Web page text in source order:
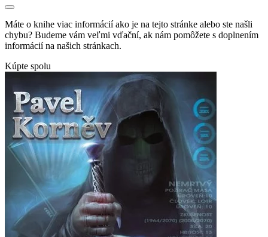
Máte o knihe viac informácií ako je na tejto stránke alebo ste našli
chybu? Budeme vám veľmi vďační, ak nám pomôžete s doplnením
informácií na našich stránkach.
Kúpte spolu